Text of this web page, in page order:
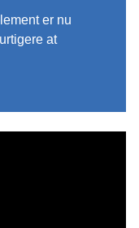
er nu
at